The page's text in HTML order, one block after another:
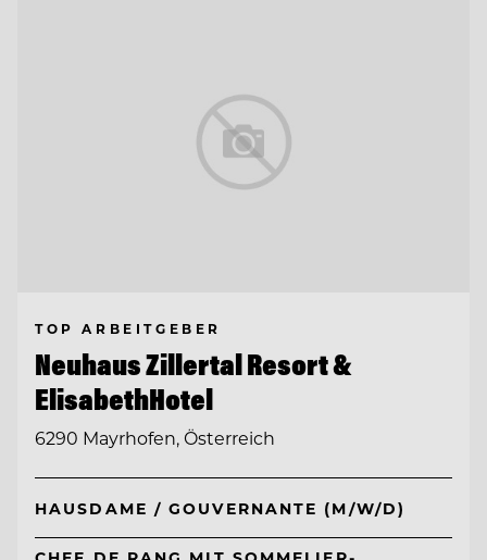
TOP ARBEITGEBER
Neuhaus Zillertal Resort &
ElisabethHotel
6290 Mayrhofen, Österreich
HAUSDAME / GOUVERNANTE (M/W/D)